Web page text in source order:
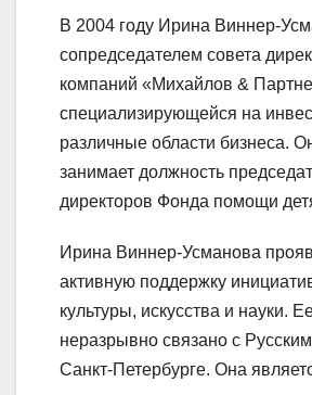
В 2004 году Ирина Виннер-
сопредседателем совета
компаний «Михайлов &
специализирующейся на
различные области бизнеса.
занимает должность
директоров Фонда помощи
Ирина Виннер-Усманова
активную поддержку
культуры, искусства и науки.
неразрывно связано с
Санкт-Петербурге. Она